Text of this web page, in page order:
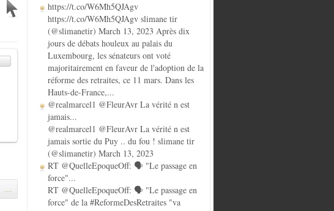
…
https://t.co/W6Mh5QJAgv
https://t.co/W6Mh5QJAgv slimane tir
(@slimanetir) March 13, 2023 Après dix
jours de débats houleux au palais du
Luxembourg, les sénateurs ont voté
majoritairement en faveur de l'adoption de la
réforme des retraites, ce 11 mars. Dans les
Hauts-de-France,...
@realmarcel1 @FleurAvr La vérité n est
jamais...
@realmarcel1 @FleurAvr La vérité n est
jamais sortie du Puy .. du fou ! slimane tir
(@slimanetir) March 13, 2023
RT @QuelleEpoqueOff: 🗣️ "Le passage en
force"...
RT @QuelleEpoqueOff: 🗣️ "Le passage en
force" de la #ReformeDesRetraites "va